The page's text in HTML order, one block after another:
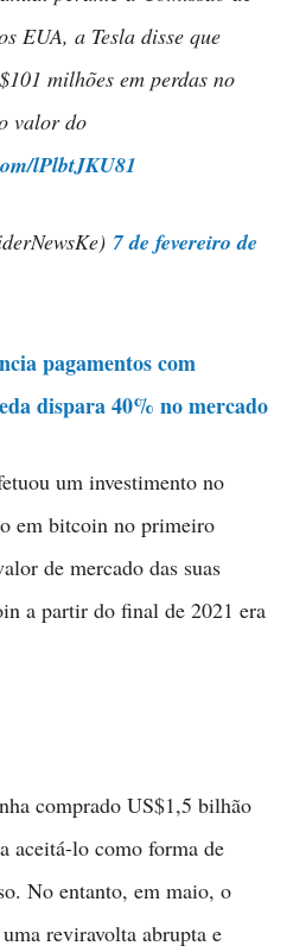
EUA, a Tesla disse que
milhões em perdas no
valor do
lPlbtJKU81
7 de fevereiro de
pagamentos com
dispara 40% no mercado
um investimento no
em bitcoin no primeiro
de mercado das suas
a partir do final de 2021 era
comprado US$1,5 bilhão
aceitá-lo como forma de
No entanto, em maio, o
reviravolta abrupta e